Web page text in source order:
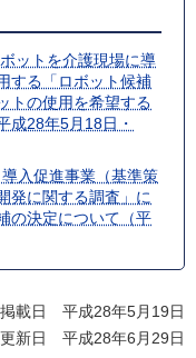
ットを介護現場に導
する「ロボット候補
トの使用を希望する
成28年5月18日・
入促進事業（基準策
発に関する調査」に
の決定について（平
掲載日 平成28年5月19日
新日 平成28年6月29日